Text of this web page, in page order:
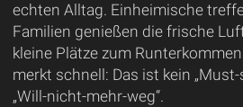
echten Alltag. Einheimische
Familien genießen die frische
kleine Plätze zum
merkt schnell: Das ist kein
„Will-nicht-mehr-weg“.